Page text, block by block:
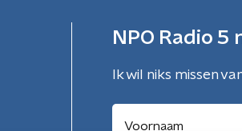
NPO Radio
Ik wil niks missen